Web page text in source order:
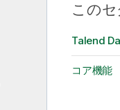
この
Talend
コア機能